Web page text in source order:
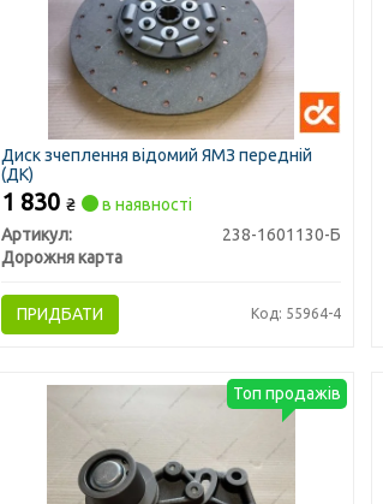
Диск зчеплення відомий ЯМЗ передній
(ДК)
1 830 ₴
в наявності
Артикул:
238-1601130-Б
Дорожня карта
ПРИДБАТИ Код: 55964-4
Топ продажів